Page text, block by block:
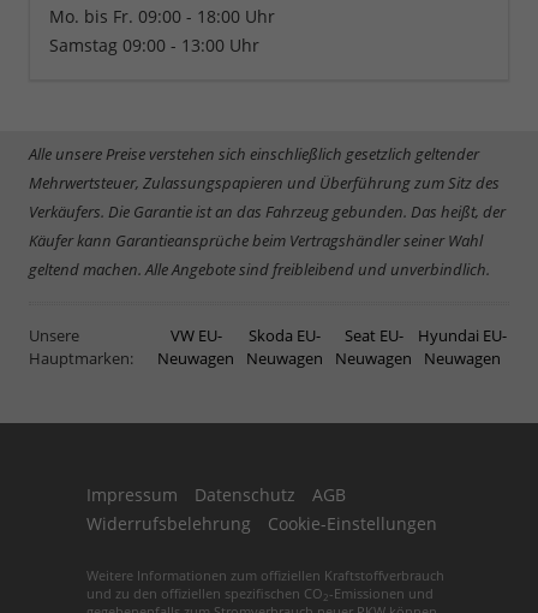
Mo. bis Fr. 09:00 - 18:00 Uhr
Samstag 09:00 - 13:00 Uhr
Alle unsere Preise verstehen sich einschließlich gesetzlich geltender
Mehrwertsteuer, Zulassungspapieren und Überführung zum Sitz des
Verkäufers. Die Garantie ist an das Fahrzeug gebunden. Das heißt, der
Käufer kann Garantieansprüche beim Vertragshändler seiner Wahl
geltend machen. Alle Angebote sind freibleibend und unverbindlich.
Unsere
Hauptmarken:
VW EU-
Neuwagen
Skoda EU-
Neuwagen
Seat EU-
Neuwagen
Hyundai EU-
Neuwagen
Impressum Datenschutz
AGB
Widerrufsbelehrung
Cookie-Einstellungen
Weitere Informationen zum offiziellen Kraftstoffverbrauch
und zu den offiziellen spezifischen CO2 -Emissionen und